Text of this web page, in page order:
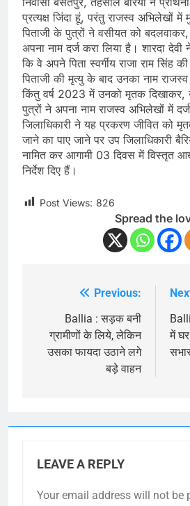
प्रत्यक्ष जिंदा हूं, परंतु राजस्व अभिलेखों
पिताजी के पुत्रों ने वसीयत को
अपना नाम दर्ज करा लिया है। शारदा देवी
कि वे अपने पिता स्वर्गीय राजा राम सिंह
पिताजी की मृत्यु के बाद उनका नाम
किंतु वर्ष 2023 में उनको मृतक दिखाकर,
पुत्रों ने अपना नाम राजस्व अभिलेखों में
जिलाधिकारी ने यह प्रकरण जीवित को
जाने का पाए जाने पर उप जिलाधिकारी
नामित कर आगामी 03 दिवस में विस्तृत
निर्देश दिए हैं।
Post Views: 826
Spread the
navigation
Previous:
Ballia : सड़क बनी
ग्रामीणों के लिये, लेकिन
उसका फायदा उठाने लगे
बड़े वाहन
में
LEAVE A REPLY
Your email address will not be